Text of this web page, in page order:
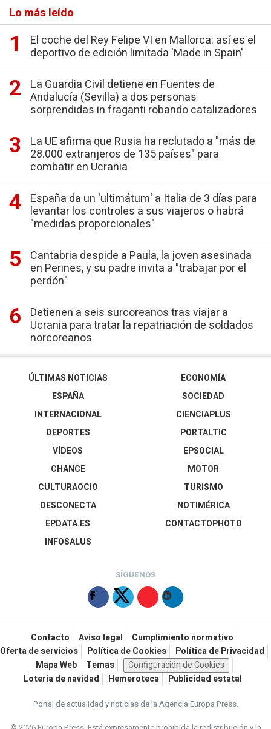
Lo más leído
El coche del Rey Felipe VI en Mallorca: así es el
deportivo de edición limitada 'Made in Spain'
La Guardia Civil detiene en Fuentes de
Andalucía (Sevilla) a dos personas
sorprendidas in fraganti robando catalizadores
La UE afirma que Rusia ha reclutado a "más de
28.000 extranjeros de 135 países" para
combatir en Ucrania
España da un 'ultimátum' a Italia de 3 días para
levantar los controles a sus viajeros o habrá
"medidas proporcionales"
Cantabria despide a Paula, la joven asesinada
en Perines, y su padre invita a "trabajar por el
perdón"
Detienen a seis surcoreanos tras viajar a
Ucrania para tratar la repatriación de soldados
norcoreanos
ÚLTIMAS NOTICIAS
ESPAÑA
INTERNACIONAL
DEPORTES
VÍDEOS
ECONOMÍA
SOCIEDAD
CIENCIAPLUS
PORTALTIC
EPSOCIAL
CHANCE
CULTURAOCIO
DESCONECTA
EPDATA.ES
INFOSALUS
MOTOR
TURISMO
NOTIMÉRICA
CONTACTOPHOTO
SÍGUENOS
Contacto Aviso legal
Cumplimiento normativo
Oferta de servicios
Política de Cookies
Política de Privacidad
Mapa Web
Temas
Configuración de Cookies
Loteria de navidad
Hemeroteca Publicidad estatal
Portal de actualidad y noticias de la Agencia Europa Press.